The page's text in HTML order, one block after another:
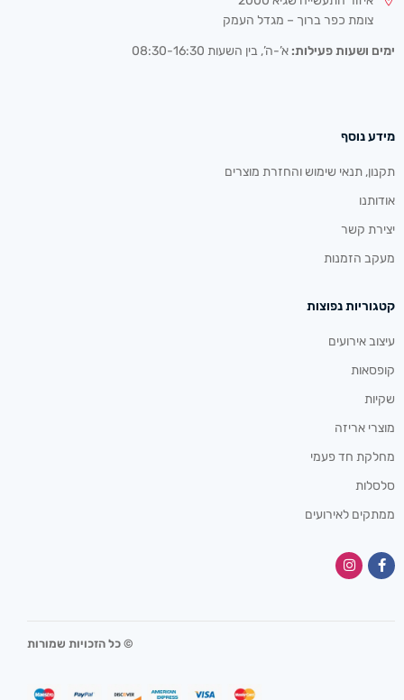
צומת כפר ברוך – מגדל העמק
ימים ושעות פעילות: א’-ה’, בין השעות 08:30-16:30
מידע נוסף
תקנון, תנאי שימוש והחזרת מוצרים
אודותנו
יצירת קשר
מעקב הזמנות
קטגוריות נפוצות
עיצוב אירועים
קופסאות
שקיות
מוצרי אריזה
מחלקת חד פעמי
סלסלות
ממתקים לאירועים
© כל הזכויות שמורות